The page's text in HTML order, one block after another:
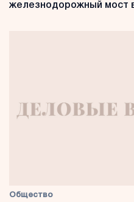
железнодорожный мост
Общество